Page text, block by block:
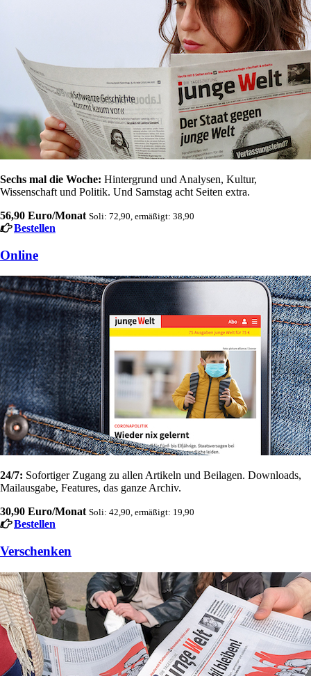
Sechs mal die Woche: Hintergrund und Analysen, Kultur,
Wissenschaft und Politik. Und Samstag acht Seiten extra.
56,90 Euro/Monat Soli: 72,90, ermäßigt: 38,90
Bestellen
Online
24/7: Sofortiger Zugang zu allen Artikeln und Beilagen. Downloads,
Mailausgabe, Features, das ganze Archiv.
30,90 Euro/Monat Soli: 42,90, ermäßigt: 19,90
Bestellen
Verschenken